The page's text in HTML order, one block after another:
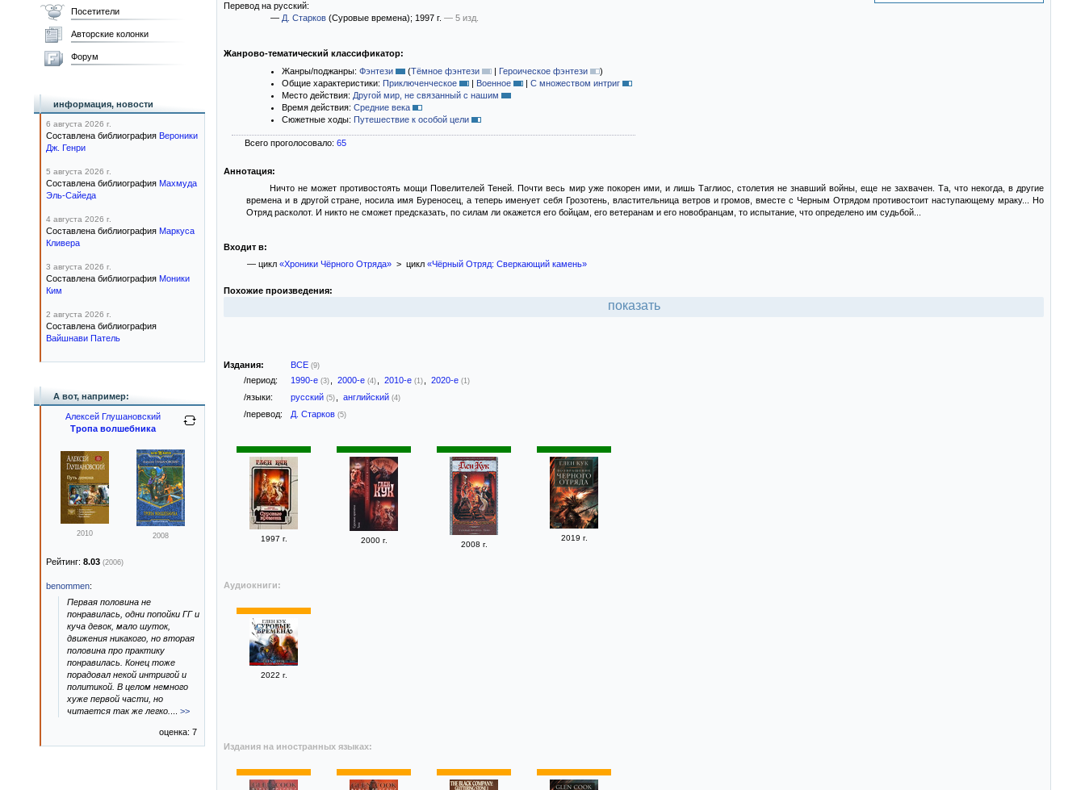
Перевод на русский:
— Д. Старков (Суровые времена); 1997 г. — 5 изд.
Жанрово-тематический классификатор:
Жанры/поджанры: Фэнтези (Тёмное фэнтези | Героическое фэнтези
)
Общие характеристики: Приключенческое | Военное | С множеством интриг
Место действия: Другой мир, не связанный с нашим
Время действия: Средние века
Сюжетные ходы: Путешествие к особой цели
Всего проголосовало: 65
Аннотация:
Ничто не может противостоять мощи Повелителей Теней. Почти весь мир уже покорен ими, и лишь Таглиос, столетия не знавший войны, еще не захвачен. Та, что некогда, в другие
времена и в другой стране, носила имя Буреносец, а теперь именует себя Грозотень, властительница ветров и громов, вместе с Черным Отрядом противостоит наступающему мраку... Но
Отряд расколот. И никто не сможет предсказать, по силам ли окажется его бойцам, его ветеранам и его новобранцам, то испытание, что определено им судьбой...
Входит в:
— цикл «Хроники Чёрного Отряда»> цикл «Чёрный Отряд: Сверкающий камень»
Похожие произведения:
показать
Издания: ВСЕ (9)
/период: 1990-е (3) 2000-е (4) 2010-е (1) 2020-е (1)
/языки: русский (5) английский (4)
/перевод: Д. Старков (5)
1997 г. 2000 г. 2008 г.
2019 г.
Аудиокниги:
2022 г.
Издания на иностранных языках:
Посетители
Авторские колонки
Форум
информация, новости
6 августа 2026 г.
Составлена библиография Вероники
Дж. Генри
5 августа 2026 г.
Составлена библиография Махмуда
Эль-Сайеда
4 августа 2026 г.
Составлена библиография Маркуса
Кливера
3 августа 2026 г.
Составлена библиография Моники
Ким
2 августа 2026 г.
Составлена библиография
Вайшнави Патель
А вот, например:
Алексей Глушановский
Тропа волшебника
2010 2008
Рейтинг: 8.03 (2006)
benommen:
Первая половина не
понравилась, одни попойки ГГ и
куча девок, мало шуток,
движения никакого, но вторая
половина про практику
понравилась. Конец тоже
порадовал некой интригой и
политикой. В целом немного
хуже первой части, но
читается так же легко.
>>
оценка: 7